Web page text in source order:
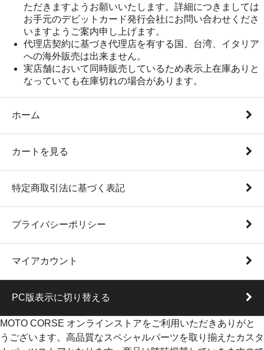
ただきますようお願いいたします。詳細につきましては
お手元のデビットカード発行会社にお問い合わせくださ
いますようご案内申し上げます。
代理店契約に基づき代理店を有する国、台湾、イタリア
への海外販売は出来ません。
実店舗において同時販売しているため表示上在庫ありと
なっていても在庫切れの場合があります。
ホーム
カートを見る
特定商取引法に基づく表記
プライバシーポリシー
マイアカウント
PC版表示に切り替える
MOTO CORSE オンラインストアをご利用いただきありがと
うございます。高品質なスペシャルパーツを取り揃えたカスタ